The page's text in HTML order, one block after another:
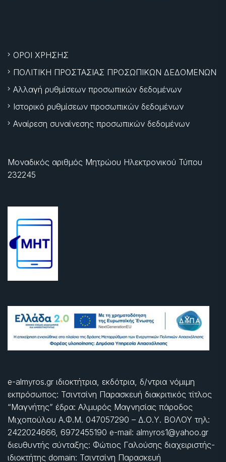
ΟΡΟΙ ΧΡΗΣΗΣ
ΠΟΛΙΤΙΚΗ ΠΡΟΣΤΑΣΙΑΣ ΠΡΟΣΩΠΙΚΩΝ ΔΕΔΟΜΕΝΩΝ
Αλλαγή ρυθμίσεων προσωπικών δεδομένων
Ιστορικό ρυθμίσεων προσωπικών δεδομένων
Αναίρεση συναίνεσης προσωπικών δεδομένων
Μοναδικός αριθμός Μητρώου Ηλεκτρονικού Τύπου
232245
e-almyros.gr ιδιοκτήτρια, εκδότρια, δ/ντρια νόμιμη
εκπρόσωπος: Τσιντσίνη Παρασκευή διακριτικός τίτλος
“Μαγνήτης” έδρα: Αλμυρός Μαγνησίας πάροδος
Μιχοπούλου Α.Φ.Μ. 047057290 – Δ.Ο.Υ. ΒΟΛΟΥ τηλ:
2422024666, 6972455190 e-mail: almyros1@yahoo.gr
διευθυντής σύνταξης: Φώτιος Γαλούσης διαχειριστής-
ιδιοκτήτης domain: Τσιντσίνη Παρασκευή